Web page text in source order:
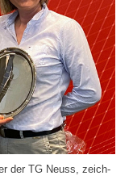
der TG Neuss, zeich­